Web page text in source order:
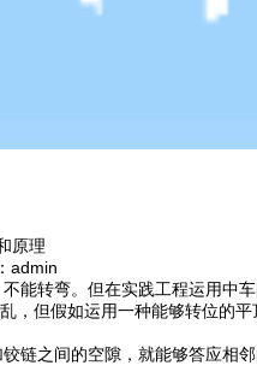
原理
admin
转弯。但在实践工程运用中
但假如运用一种能够转位的
之间的空隙，就能够答应相